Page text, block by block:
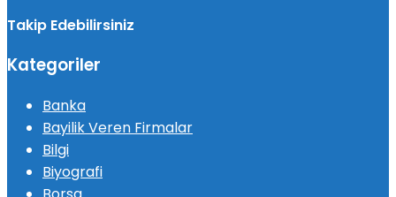
Takip Edebilirsiniz
Kategoriler
Banka
Bayilik Veren Firmalar
Bilgi
Biyografi